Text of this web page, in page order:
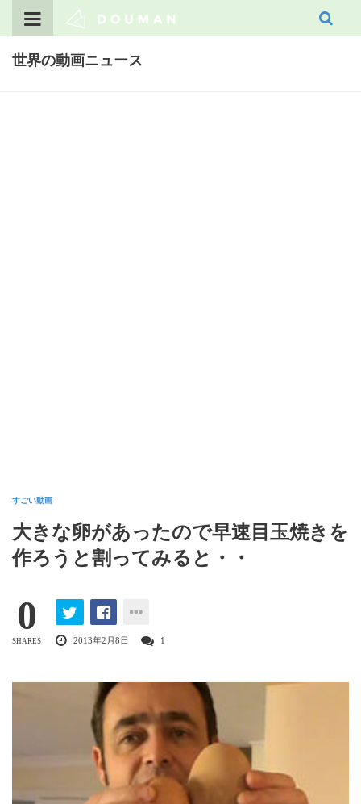
世界の動画ニュース
すごい動画
大きな卵があったので早速目玉焼きを
作ろうと割ってみると・・
0
SHARES 2013年2月8日 1